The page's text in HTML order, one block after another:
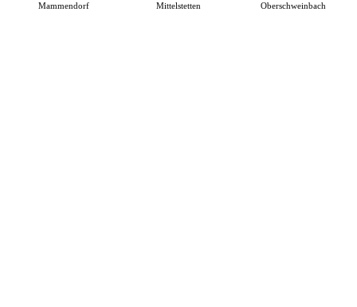
Mammendorf Mittelstetten Oberschweinbach